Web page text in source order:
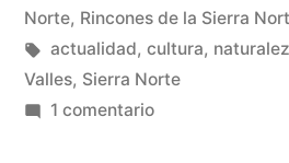
en
Norte, Rincones de la Sierra
Etiquetas:
actualidad, cultura,
Valles, Sierra Norte
1 comentarioen